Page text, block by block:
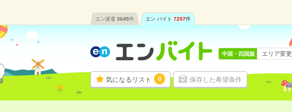
エン派遣 3645件 エン バイト 7257件
気になるリスト 0 保存した希望条件
中国・四国版 エリア変更